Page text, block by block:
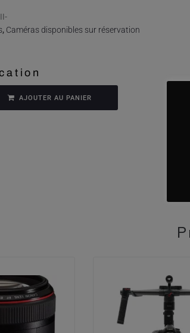
, Caméras disponibles sur réservation
AJOUTER AU PANIER